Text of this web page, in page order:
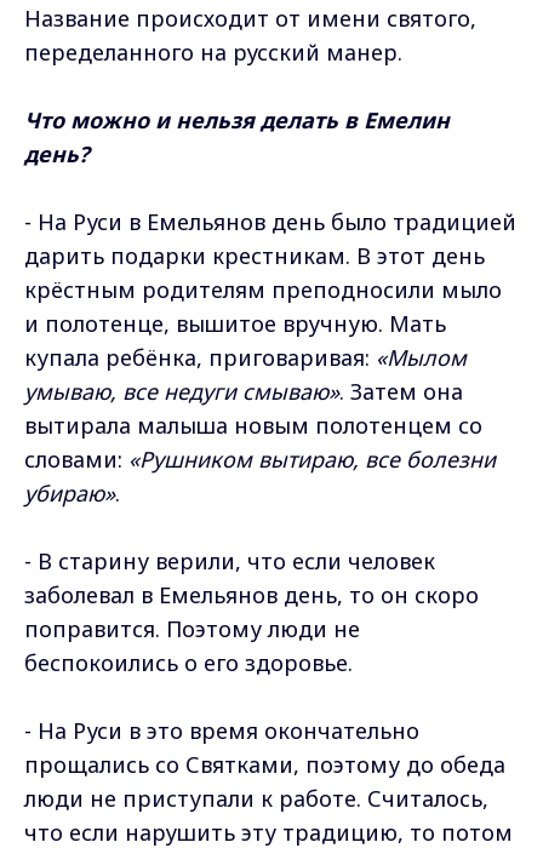
Название происходит от имени святого,
переделанного на русский манер.
Что можно и нельзя делать в Емелин
день?
- На Руси в Емельянов день было традицией
дарить подарки крестникам. В этот день
крёстным родителям преподносили мыло
и полотенце, вышитое вручную. Мать
купала ребёнка, приговаривая: «Мылом
умываю, все недуги смываю». Затем она
вытирала малыша новым полотенцем со
словами: «Рушником вытираю, все болезни
убираю».
- В старину верили, что если человек
заболевал в Емельянов день, то он скоро
поправится. Поэтому люди не
беспокоились о его здоровье.
- На Руси в это время окончательно
прощались со Святками, поэтому до обеда
люди не приступали к работе. Считалось,
что если нарушить эту традицию, то потом